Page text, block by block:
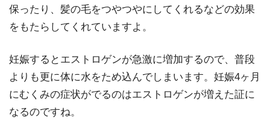
保ったり、髪の毛をつやつやにしてくれるなどの効果
をもたらしてくれていますよ。
妊娠するとエストロゲンが急激に増加するので、普段
よりも更に体に水をため込んでしまいます。妊娠4ヶ月
にむくみの症状がでるのはエストロゲンが増えた証に
なるのですね。